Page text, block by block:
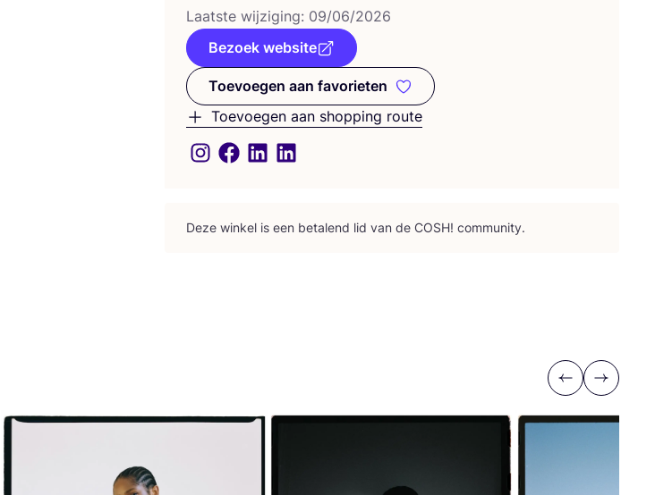
Laat­ste wij­zi­ging: 09/06/2026
Bezoek website
Toevoegen aan favorieten
Toevoegen aan favorieten
Toevoegen aan shopping route
Deze win­kel is een beta­lend lid van de COSH! community.
Previous
Next